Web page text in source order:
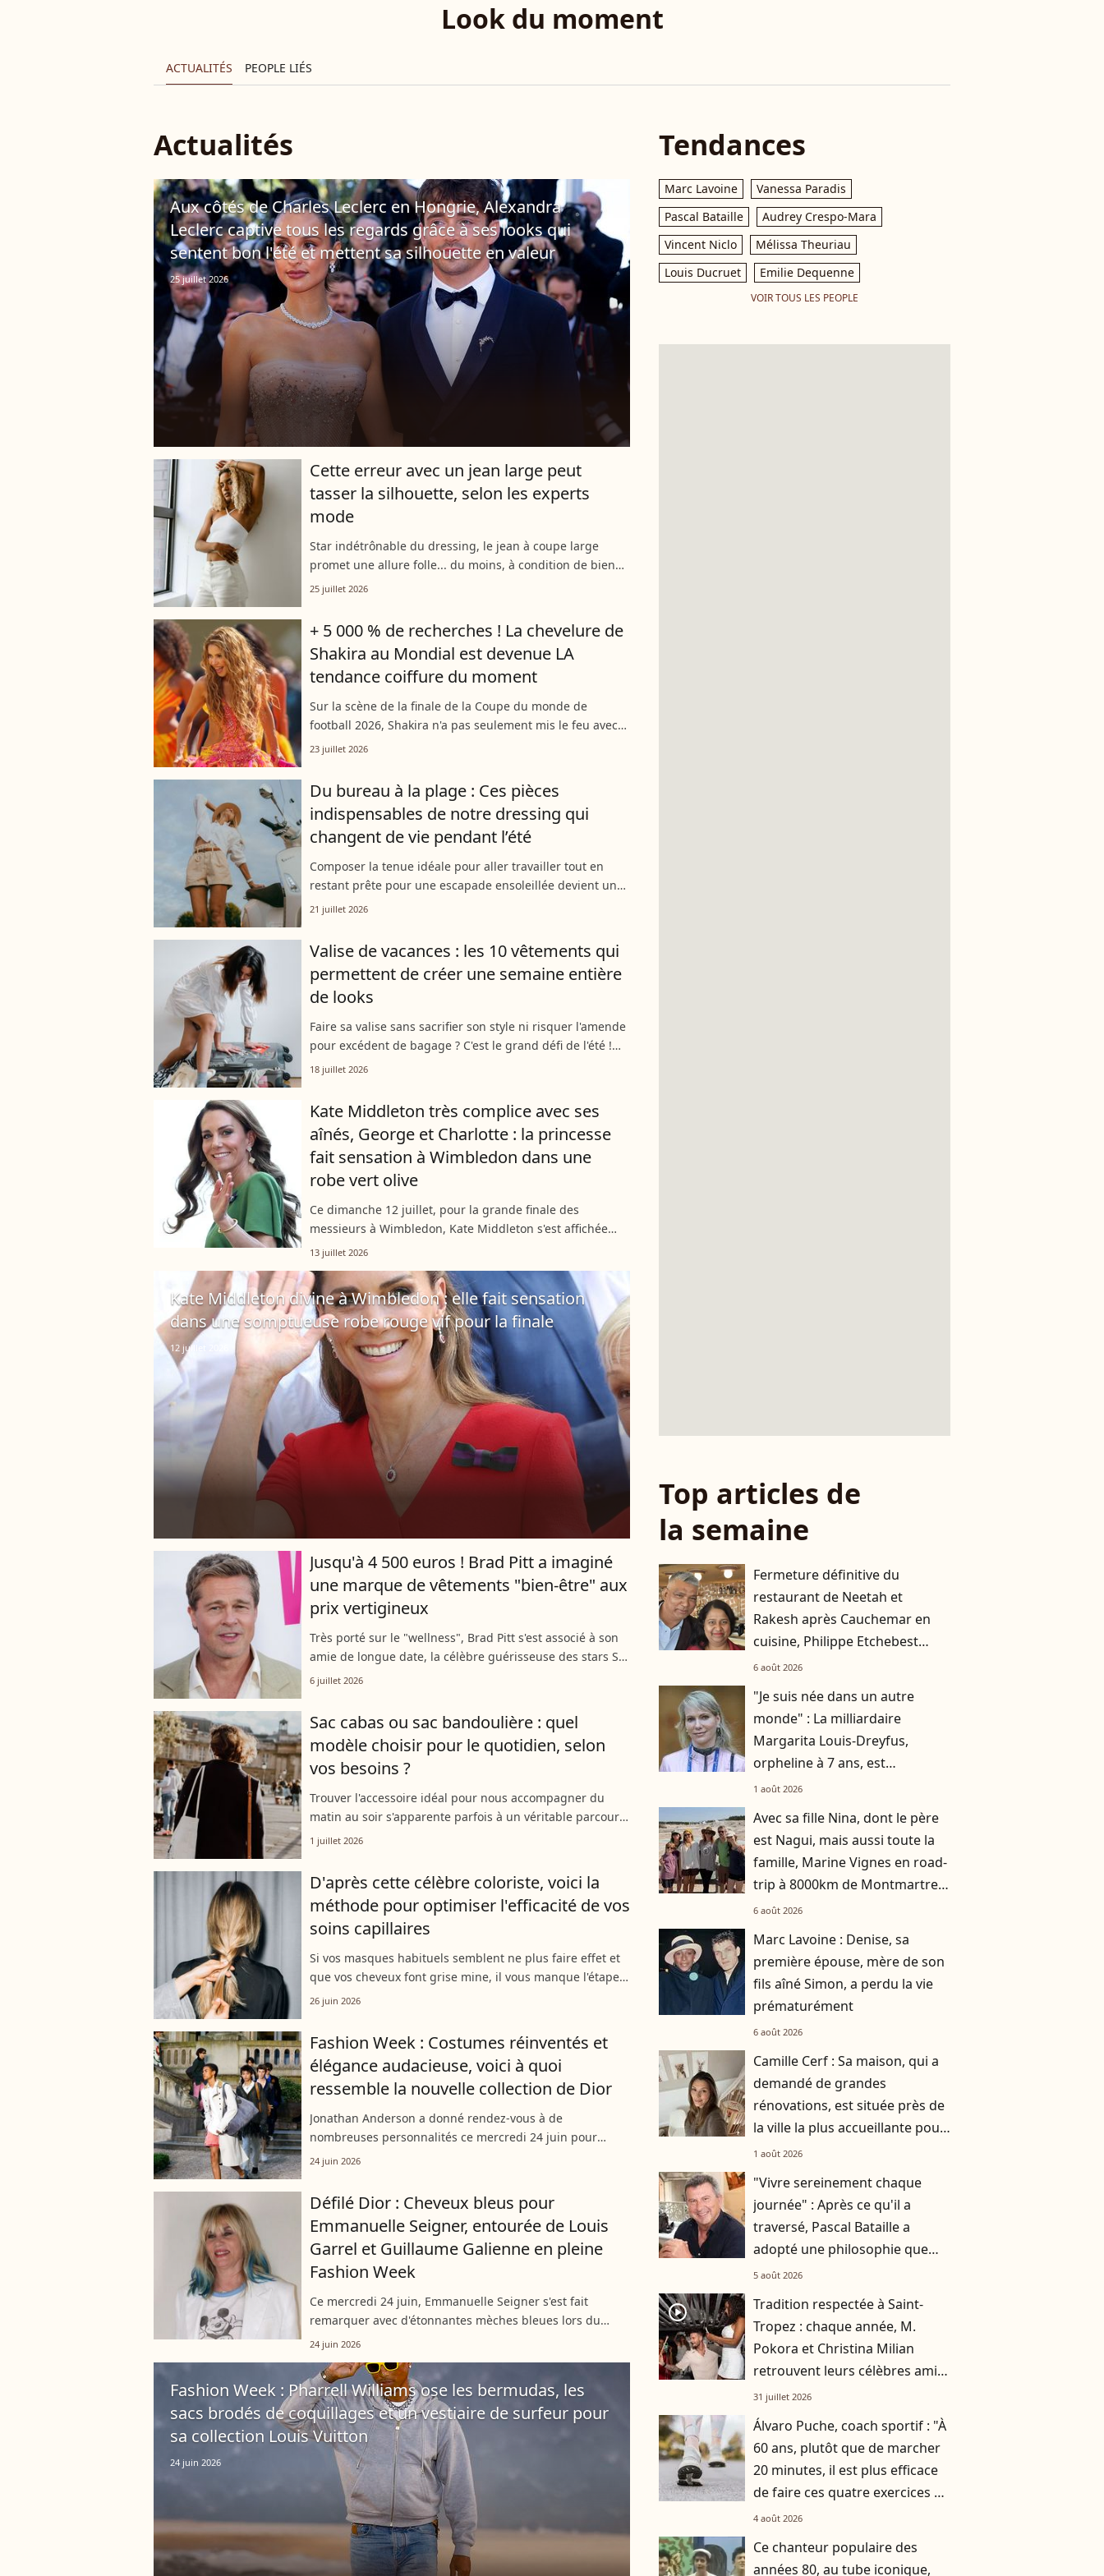
Look du moment
ACTUALITÉS PEOPLE LIÉS
Actualités
Aux côtés de Charles Leclerc en Hongrie, Alexandra
Leclerc captive tous les regards grâce à ses looks qui
sentent bon l'été et mettent sa silhouette en valeur
25 juillet 2026
Cette erreur avec un jean large peut
tasser la silhouette, selon les experts
mode
Star indétrônable du dressing, le jean à coupe large
promet une allure folle... du moins, à condition de bien
savoir le dompter ! Découvrez l'erreur de proportions qui
25 juillet 2026
+ 5 000 % de recherches ! La chevelure de
Shakira au Mondial est devenue LA
tendance coiffure du moment
Sur la scène de la finale de la Coupe du monde de
football 2026, Shakira n'a pas seulement mis le feu avec
son énergie légendaire : elle a aussi suscité l'évènement
23 juillet 2026
Du bureau à la plage : Ces pièces
indispensables de notre dressing qui
changent de vie pendant l’été
Composer la tenue idéale pour aller travailler tout en
restant prête pour une escapade ensoleillée devient un
véritable défi mode. Heureusement, nul besoin de
21 juillet 2026
Valise de vacances : les 10 vêtements qui
permettent de créer une semaine entière
de looks
Faire sa valise sans sacrifier son style ni risquer l'amende
pour excédent de bagage ? C'est le grand défi de l'été !
Découvrez notre guide ultime pour composer une garde-
18 juillet 2026
Kate Middleton très complice avec ses
aînés, George et Charlotte : la princesse
fait sensation à Wimbledon dans une
robe vert olive
Ce dimanche 12 juillet, pour la grande finale des
messieurs à Wimbledon, Kate Middleton s'est affichée
plus rayonnante et entourée que jamais dans les
13 juillet 2026
Kate Middleton divine à Wimbledon : elle fait sensation
dans une somptueuse robe rouge vif pour la finale
12 juillet 2026
Jusqu'à 4 500 euros ! Brad Pitt a imaginé
une marque de vêtements "bien-être" aux
prix vertigineux
Très porté sur le "wellness", Brad Pitt s'est associé à son
amie de longue date, la célèbre guérisseuse des stars Sat
Hari, pour fonder God's True Cashmere. Une griffe ultra-
6 juillet 2026
Sac cabas ou sac bandoulière : quel
modèle choisir pour le quotidien, selon
vos besoins ?
Trouver l'accessoire idéal pour nous accompagner du
matin au soir s'apparente parfois à un véritable parcours
du combattant. Entre la capacité XXL du cabas et la
1 juillet 2026
D'après cette célèbre coloriste, voici la
méthode pour optimiser l'efficacité de vos
soins capillaires
Si vos masques habituels semblent ne plus faire effet et
que vos cheveux font grise mine, il vous manque l'étape
cruciale adoptée par tous les experts capillaires : le
26 juin 2026
Fashion Week : Costumes réinventés et
élégance audacieuse, voici à quoi
ressemble la nouvelle collection de Dior
Jonathan Anderson a donné rendez-vous à de
nombreuses personnalités ce mercredi 24 juin pour
découvrir la collection masculine Printemps-Été 2027 de
24 juin 2026
Défilé Dior : Cheveux bleus pour
Emmanuelle Seigner, entourée de Louis
Garrel et Guillaume Galienne en pleine
Fashion Week
Ce mercredi 24 juin, Emmanuelle Seigner s'est fait
remarquer avec d'étonnantes mèches bleues lors du
défilé Dior Homme Printemps-Été 2027 à Paris. Avancé en
24 juin 2026
Fashion Week : Pharrell Williams ose les bermudas, les
sacs brodés de coquillages et un vestiaire de surfeur pour
sa collection Louis Vuitton
24 juin 2026
Tendances
Marc Lavoine
Vanessa Paradis
Pascal Bataille
Audrey Crespo-Mara
Vincent Niclo
Mélissa Theuriau
Louis Ducruet
Emilie Dequenne
VOIR TOUS LES PEOPLE
Top articles de
la semaine
Fermeture définitive du
restaurant de Neetah et
Rakesh après Cauchemar en
cuisine, Philippe Etchebest
pensait les avoir sauvés
6 août 2026
"Je suis née dans un autre
monde" : La milliardaire
Margarita Louis-Dreyfus,
orpheline à 7 ans, est
aujourd'hui à la tête d'un
1 août 2026
Avec sa fille Nina, dont le père
est Nagui, mais aussi toute la
famille, Marine Vignes en road-
trip à 8000km de Montmartre,
où elle vit
6 août 2026
Marc Lavoine : Denise, sa
première épouse, mère de son
fils aîné Simon, a perdu la vie
prématurément
6 août 2026
Camille Cerf : Sa maison, qui a
demandé de grandes
rénovations, est située près de
la ville la plus accueillante pour
les animaux
1 août 2026
"Vivre sereinement chaque
journée" : Après ce qu'il a
traversé, Pascal Bataille a
adopté une philosophie que
tout le monde devrait avoir
5 août 2026
player2
Tradition respectée à Saint-
Tropez : chaque année, M.
Pokora et Christina Milian
retrouvent leurs célèbres amis
dans ce fameux restaurant
31 juillet 2026
Álvaro Puche, coach sportif : "À
60 ans, plutôt que de marcher
20 minutes, il est plus efficace
de faire ces quatre exercices en
4 minutes"
4 août 2026
Ce chanteur populaire des
années 80, au tube iconique,